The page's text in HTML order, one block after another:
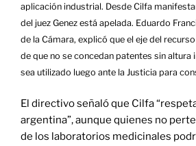
aplicación industrial. Desde Cilfa
del juez Genez está apelada. Eduardo
de la Cámara, explicó que el eje del
de que no se concedan patentes sin altura
sea utilizado luego ante la Justicia para
El directivo señaló que Cilfa
argentina”, aunque quienes no
de los laboratorios medicinales